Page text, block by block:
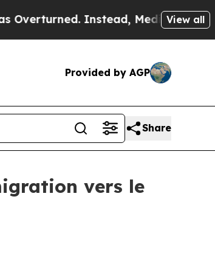
Instead, Medication Abortion
View all
Provided by AGP
Share
vers le